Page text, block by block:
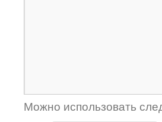
Можно использовать